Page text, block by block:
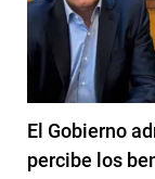
El Gobierno
percibe los